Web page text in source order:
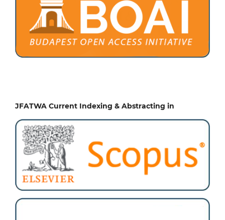
JFATWA Current Indexing & Abstracting in